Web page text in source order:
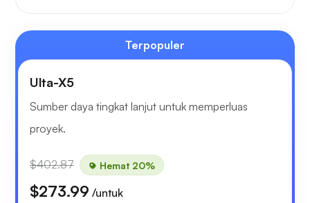
Terpopuler
Ulta-X5
Sumber daya tingkat lanjut untuk memperluas
proyek.
$402.87 Hemat 20%
$273.99 /untuk